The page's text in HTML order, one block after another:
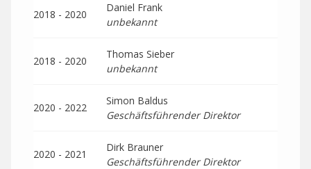
2018 - 2020
Daniel Frank
unbekannt
2018 - 2020
Thomas Sieber
unbekannt
2020 - 2022
Simon Baldus
Geschäftsführender Direktor
2020 - 2021
Dirk Brauner
Geschäftsführender Direktor